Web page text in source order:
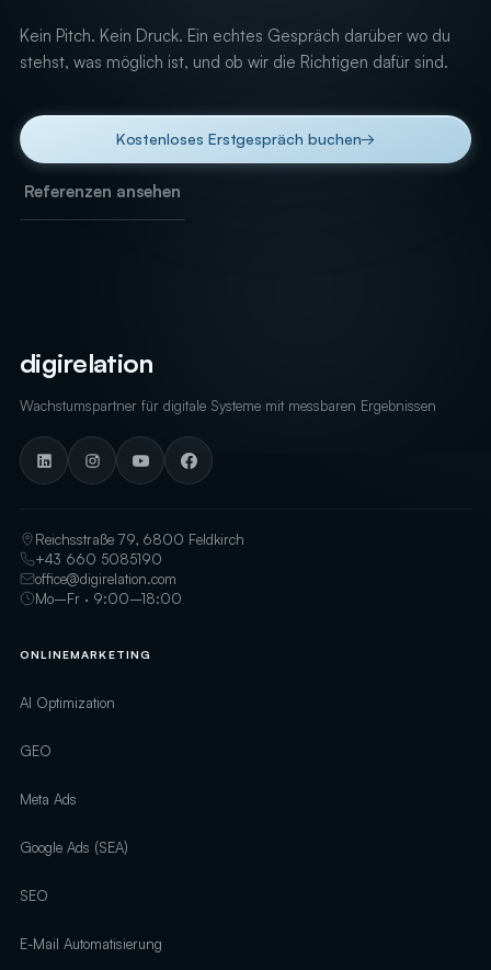
Kein Pitch. Kein Druck. Ein echtes Gespräch darüber wo du
stehst, was möglich ist, und ob wir die Richtigen dafür sind.
Kostenloses Erstgespräch buchen→
Referenzen ansehen
digirelation
Wachstumspartner für digitale Systeme mit messbaren Ergebnissen
Reichsstraße 79, 6800 Feldkirch
+43 660 5085190
office@digirelation.com
Mo–Fr · 9:00–18:00
ONLINEMARKETING
AI Optimization
GEO
Meta Ads
Google Ads (SEA)
SEO
E-Mail Automatisierung